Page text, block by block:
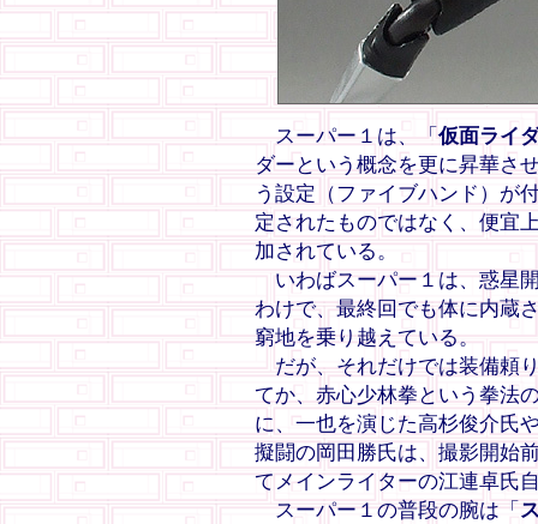
スーパー１は、「仮面ライ
ダーという概念を更に昇華さ
う設定（ファイブハンド）が
定されたものではなく、便宜
加されている。
いわばスーパー１は、惑星
わけで、最終回でも体に内蔵
窮地を乗り越えている。
だが、それだけでは装備頼
てか、赤心少林拳という拳法
に、一也を演じた高杉俊介氏
擬闘の岡田勝氏は、撮影開始
てメインライターの江連卓氏
スーパー１の普段の腕は「